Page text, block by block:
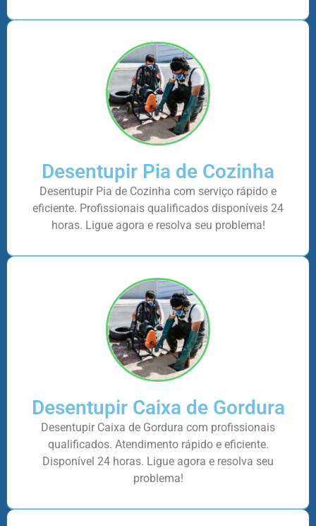
Desentupir Pia de Cozinha
Desentupir Pia de Cozinha com serviço rápido e
eficiente. Profissionais qualificados disponíveis 24
horas. Ligue agora e resolva seu problema!
Desentupir Caixa de Gordura
Desentupir Caixa de Gordura com profissionais
qualificados. Atendimento rápido e eficiente.
Disponível 24 horas. Ligue agora e resolva seu
problema!